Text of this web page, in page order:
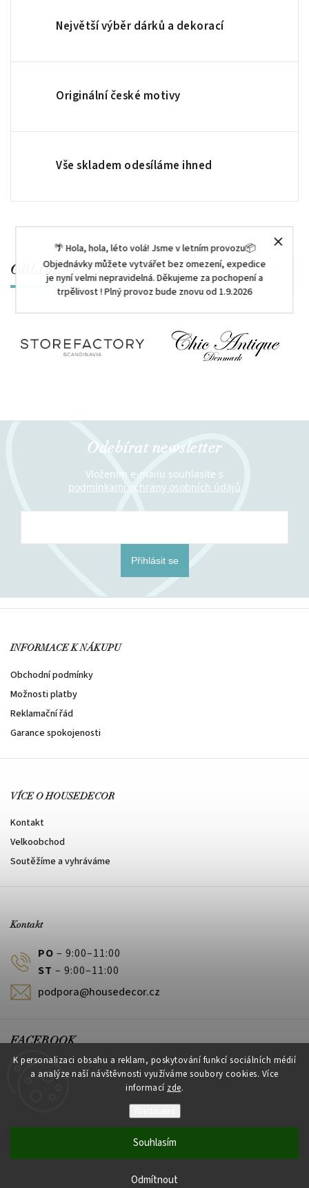
K personalizaci obsahu a reklam, poskytování funkcí sociálních médií
a analýze naší návštěvnosti využíváme soubory cookies. Více
informací zde.
Odmítnout
Souhlasím
🌴 Hola, hola, léto volá! Jsme v letním provozu📦
Objednávky můžete vytvářet bez omezení, expedice
je nyní velmi nepravidelná. Děkujeme za pochopení a
trpělivost ! Plný provoz bude znovu od 1.9.2026
Největší výběr dárků a dekorací
Originální české motivy
Vše skladem odesíláme ihned
OBLÍBENÉ ZNAČKY Previous
Odebírat newsletter
Vložením e-mailu souhlasíte s
podmínkami ochrany osobních údajů
Přihlásit se
INFORMACE K NÁKUPU
Obchodní podmínky
Možnosti platby
Reklamační řád
Garance spokojenosti
VÍCE O HOUSEDECOR
Kontakt
Velkoobchod
Soutěžíme a vyhráváme
Kontakt
PO – 9:00–11:00
ST – 9:00–11:00
podpora@housedecor.cz
FACEBOOK
Vytvořil Shoptet